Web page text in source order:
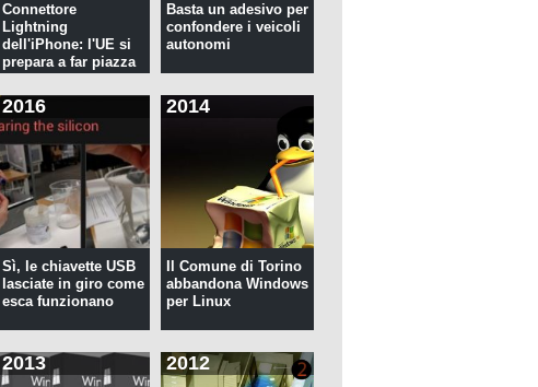
Connettore
Lightning
dell'iPhone: l'UE si
prepara a far piazza
Basta un adesivo per
confondere i veicoli
autonomi
2016
Sì, le chiavette USB
lasciate in giro come
esca funzionano
2014
Il Comune di Torino
abbandona Windows
per Linux
2013 2012